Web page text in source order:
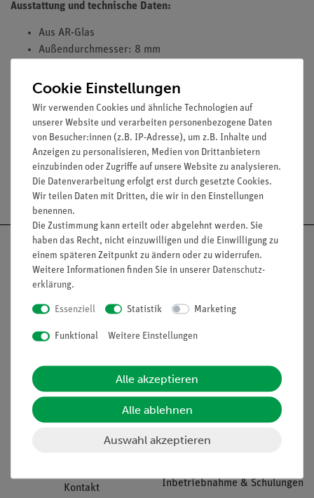
Ausstattung und technische Daten:
Aus AR-Glas
Außendurchmesser: 8 mm
Enden rundgeschmolzen
Länge (mm): 90 + 85
Versandkostenfrei ab 300,- €
Unternehmen
Projekte und Lösungen
Kontakt
Übersicht Service
Beratung & Showroom
Inventarisierungs- &
Inbetriebnahme & Schulungen
Cookie Einstellungen
Wir verwenden Cookies und ähnliche Technologien auf
unserer Website und verarbeiten personenbezogene Daten
von Besucher:innen (z.B. IP-Adresse), um z.B. Inhalte und
Anzeigen zu personalisieren, Medien von Drittanbietern
einzubinden oder Zugriffe auf unsere Website zu analysieren.
Die Datenverarbeitung erfolgt erst durch gesetzte Cookies.
Wir teilen Daten mit Dritten, die wir in den Einstellungen
benennen.
Die Zustimmung kann erteilt oder abgelehnt werden. Sie
haben das Recht, nicht einzuwilligen und die Einwilligung zu
einem späteren Zeitpunkt zu ändern oder zu widerrufen.
Weitere Informationen finden Sie in unserer Daten­schutz­
erklärung.
Essenziell Statistik Marketing
Funktional Weitere Einstellungen
Alle akzeptieren
Alle ablehnen
Auswahl akzeptieren